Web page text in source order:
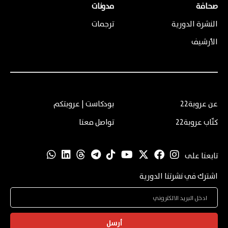
صحافة
النشرة الدورية
الأرشيف
مدونات
ترجمات
عن عروبة22
كتّاب عروبة22
بودكاست | عروبتكم
تواصل معنا
تابعنا على
اشترك في نشرتنا الدورية
أرسل